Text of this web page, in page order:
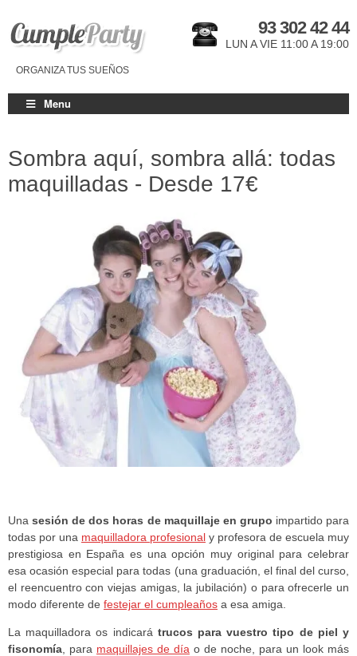
ORGANIZA TUS SUEÑOS
93 302 42 44
LUN A VIE 11:00 A 19:00
Menu
Sombra aquí, sombra allá: todas
maquilladas - Desde 17€
Unasesión de dos horas de maquillaje en grupo impartido para
todas por una maquilladora profesional y profesora de escuela muy
prestigiosa en España es una opción muy original para celebrar
esa ocasión especial para todas (una graduación, el final del curso,
el reencuentro con viejas amigas, la jubilación) o para ofrecerle un
modo diferente de festejar el cumpleaños a esa amiga.
La maquilladora os indicará trucos para vuestro tipo de piel y
fisonomía , para maquillajes de día o de noche, para un look más